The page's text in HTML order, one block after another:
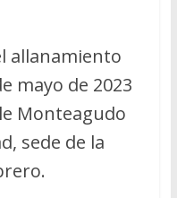
allanamiento
mayo de 2023
Monteagudo
sede de la